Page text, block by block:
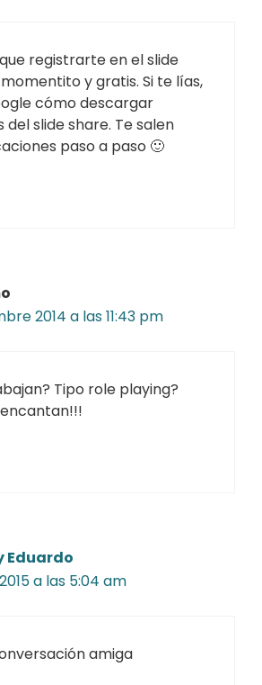
registrarte en el slide
momentito y gratis. Si te lías,
cómo descargar
slide share. Te salen
paso a paso 🙂
2014 a las 11:43 pm
Tipo role playing?
Eduardo
a las 5:04 am
amiga